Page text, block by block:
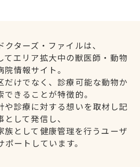
クターズ・ファイルは、
てエリア拡大中の獣医師・動物
院情報サイト。
だけでなく、診療可能な動物か
できることが特徴的。
や診療に対する想いを取材し記
として発信し、
族として健康管理を行うユーザ
ポートしています。